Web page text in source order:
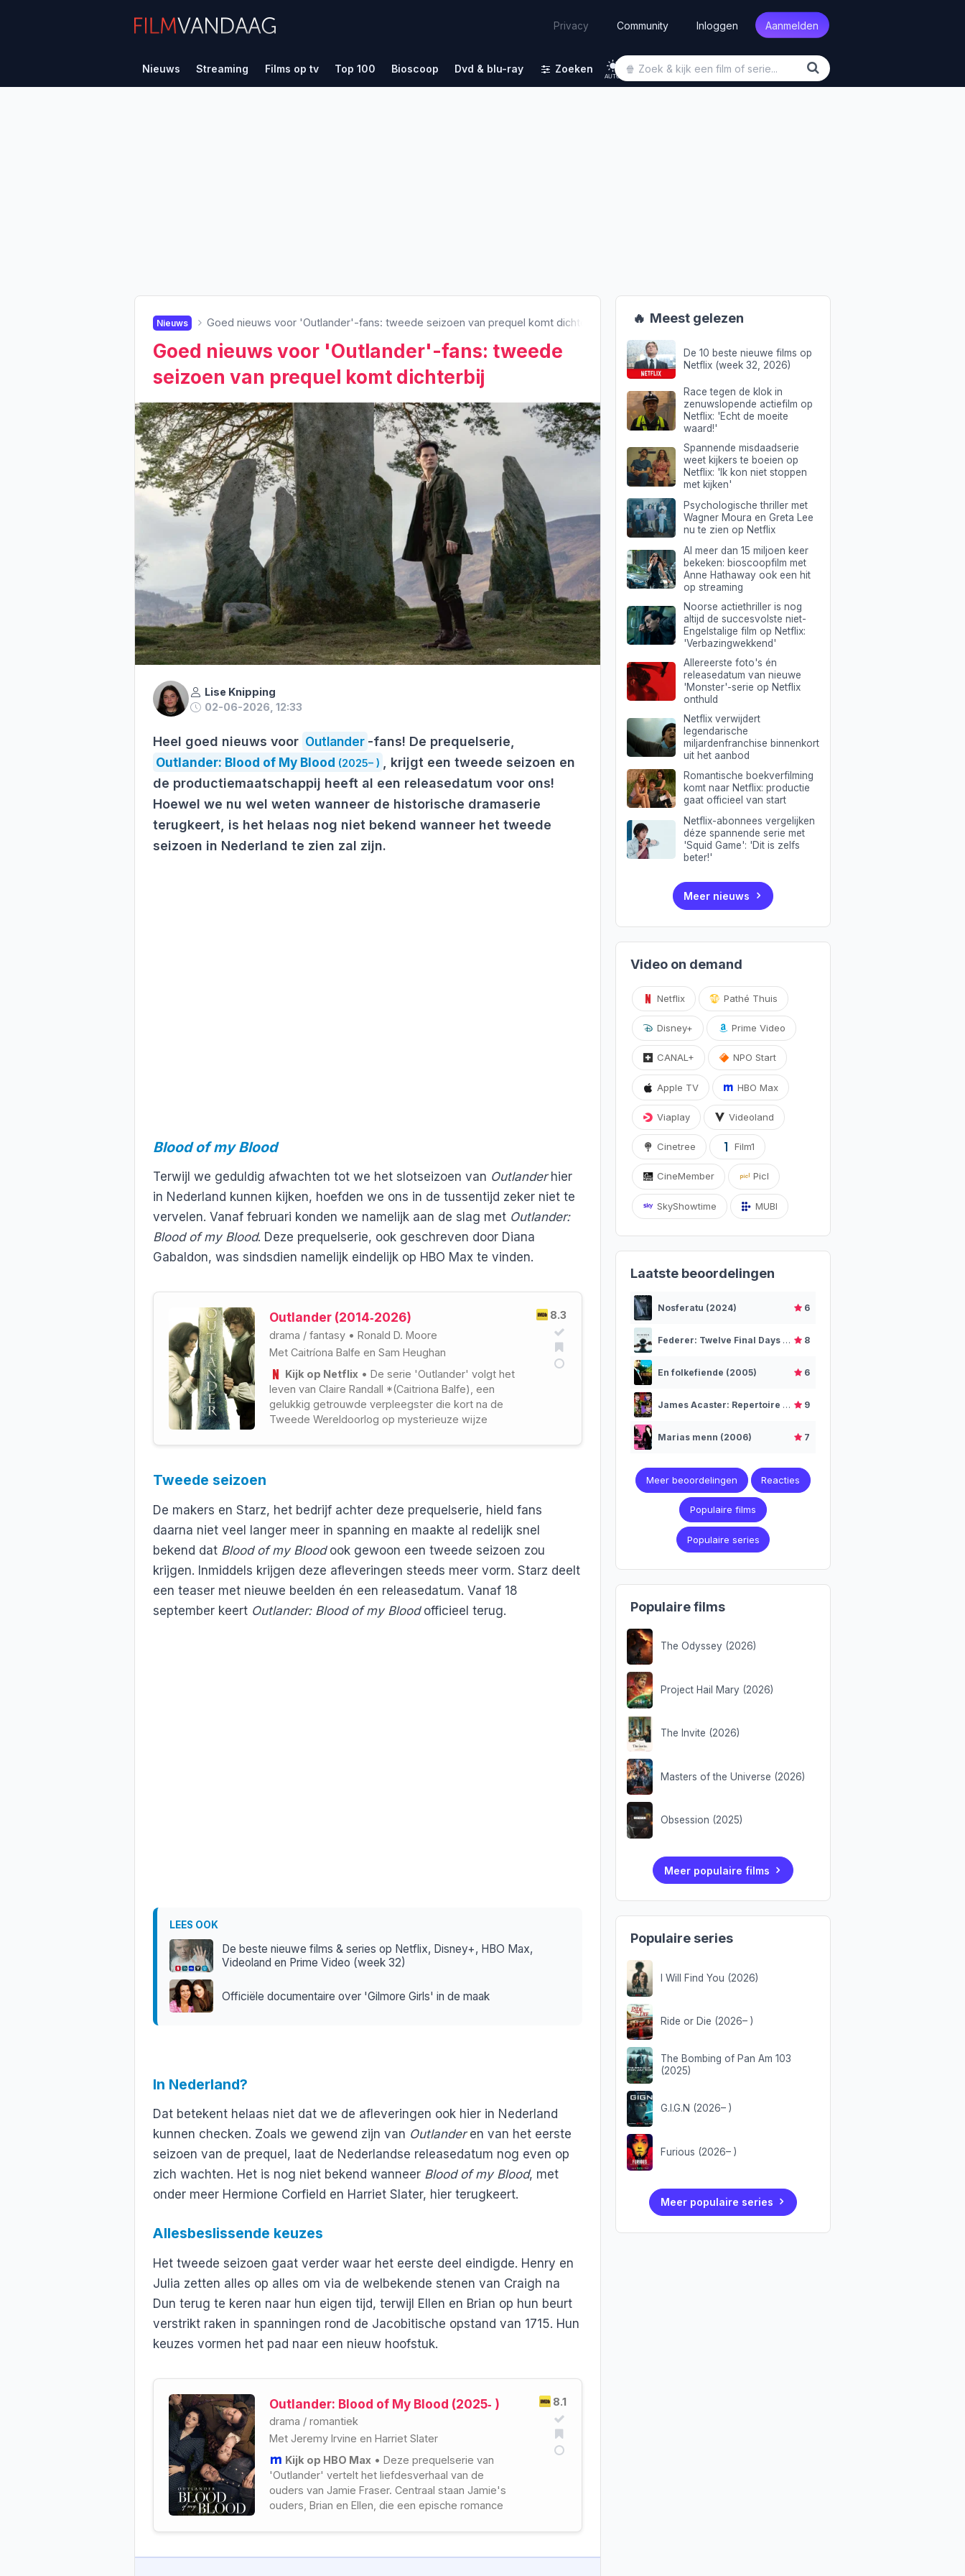
Privacy Community Inloggen Aanmelden
Nieuws Streaming Films op tv Top 100 Bioscoop Dvd & blu-ray Zoeken
AUTO
Nieuws Goed nieuws voor 'Outlander'-fans: tweede seizoen van prequel komt dichterbij
Goed nieuws voor 'Outlander'-fans: tweede
seizoen van prequel komt dichterbij
Lise Knipping
02-06-2026, 12:33
Heel goed nieuws voor Outlander -fans! De prequelserie,
Outlander: Blood of My Blood (2025– )
, krijgt een tweede seizoen en
de productiemaatschappij heeft al een releasedatum voor ons!
Hoewel we nu wel weten wanneer de historische dramaserie
terugkeert, is het helaas nog niet bekend wanneer het tweede
seizoen in Nederland te zien zal zijn.
Blood of my Blood
Terwijl we geduldig afwachten tot we het slotseizoen van Outlander hier
in Nederland kunnen kijken, hoefden we ons in de tussentijd zeker niet te
vervelen. Vanaf februari konden we namelijk aan de slag met Outlander:
Blood of my Blood. Deze prequelserie, ook geschreven door Diana
Gabaldon, was sindsdien namelijk eindelijk op HBO Max te vinden.
8.3
Outlander (2014‑2026)
drama / fantasy • Ronald D. Moore
Met Caitríona Balfe en Sam Heughan
Kijk op Netflix • De serie 'Outlander' volgt het
leven van Claire Randall *(Caitriona Balfe), een
gelukkig getrouwde verpleegster die kort na de
Tweede Wereldoorlog op mysterieuze wijze
Tweede seizoen
De makers en Starz, het bedrijf achter deze prequelserie, hield fans
daarna niet veel langer meer in spanning en maakte al redelijk snel
bekend dat Blood of my Bloodook gewoon een tweede seizoen zou
krijgen. Inmiddels krijgen deze afleveringen steeds meer vorm. Starz deelt
een teaser met nieuwe beelden én een releasedatum. Vanaf 18
september keert Outlander: Blood of my Bloodofficieel terug.
LEES OOK
De beste nieuwe films & series op Netflix, Disney+, HBO Max,
Videoland en Prime Video (week 32)
Officiële documentaire over 'Gilmore Girls' in de maak
In Nederland?
Dat betekent helaas niet dat we de afleveringen ook hier in Nederland
kunnen checken. Zoals we gewend zijn van Outlanderen van het eerste
seizoen van de prequel, laat de Nederlandse releasedatum nog even op
zich wachten. Het is nog niet bekend wanneer Blood of my Blood, met
onder meer Hermione Corfield en Harriet Slater, hier terugkeert.
Allesbeslissende keuzes
Het tweede seizoen gaat verder waar het eerste deel eindigde. Henry en
Julia zetten alles op alles om via de welbekende stenen van Craigh na
Dun terug te keren naar hun eigen tijd, terwijl Ellen en Brian op hun beurt
verstrikt raken in spanningen rond de Jacobitische opstand van 1715. Hun
keuzes vormen het pad naar een nieuw hoofstuk.
8.1
Outlander: Blood of My Blood (2025‑ )
drama / romantiek
Met Jeremy Irvine en Harriet Slater
Kijk op HBO Max• Deze prequelserie van
'Outlander' vertelt het liefdesverhaal van de
ouders van Jamie Fraser. Centraal staan Jamie's
ouders, Brian en Ellen, die een epische romance
🔥 Meest gelezen
De 10 beste nieuwe films op
Netflix (week 32, 2026)
Race tegen de klok in
zenuwslopende actiefilm op
Netflix: 'Echt de moeite
waard!'
Spannende misdaadserie
weet kijkers te boeien op
Netflix: 'Ik kon niet stoppen
met kijken'
Psychologische thriller met
Wagner Moura en Greta Lee
nu te zien op Netflix
Al meer dan 15 miljoen keer
bekeken: bioscoopfilm met
Anne Hathaway ook een hit
op streaming
Noorse actiethriller is nog
altijd de succesvolste niet-
Engelstalige film op Netflix:
'Verbazingwekkend'
Allereerste foto's én
releasedatum van nieuwe
'Monster'-serie op Netflix
onthuld
Netflix verwijdert
legendarische
miljardenfranchise binnenkort
uit het aanbod
Romantische boekverfilming
komt naar Netflix: productie
gaat officieel van start
Netflix-abonnees vergelijken
déze spannende serie met
'Squid Game': 'Dit is zelfs
beter!'
Meer nieuws
Video on demand
Netflix Pathé Thuis
Disney+ Prime Video
CANAL+ NPO Start
Apple TV HBO Max
Viaplay Videoland
Cinetree Film1
CineMember Picl
SkyShowtime MUBI
Laatste beoordelingen
Nosferatu (2024) 6
Federer: Twelve Final Days (2024) 8
En folkefiende (2005) 6
James Acaster: Repertoire (2018) 9
Marias menn (2006) 7
Meer beoordelingen Reacties
Populaire films
Populaire series
Populaire films
The Odyssey (2026)
Project Hail Mary (2026)
The Invite (2026)
Masters of the Universe (2026)
Obsession (2025)
Meer populaire films
Populaire series
I Will Find You (2026)
Ride or Die (2026– )
The Bombing of Pan Am 103
(2025)
G.I.G.N (2026– )
Furious (2026– )
Meer populaire series